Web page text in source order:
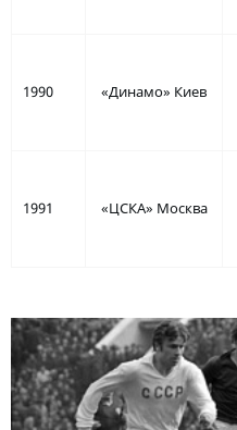
1990 «Динамо» Киев
1991 «ЦСКА» Москва